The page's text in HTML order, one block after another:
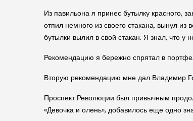
Из павильона я принес бутылку красного,
отпил немного из своего стакана, вынул
бутылки вылил в свой стакан. Я знал, что
Рекомендацию я бережно спрятал в
Вторую рекомендацию мне дал Владимир
Проспект Революции был привычным
«Девочка и олень», добавилось еще одно